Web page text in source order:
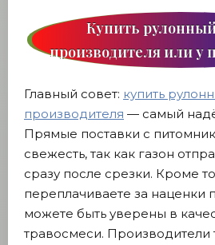
Купить
производителя или у
Главный совет: купить
производителя — самый
Прямые поставки с
свежесть, так как газон
сразу после срезки. Кроме
переплачиваете за наценки
можете быть уверены в
травосмеси. Производители